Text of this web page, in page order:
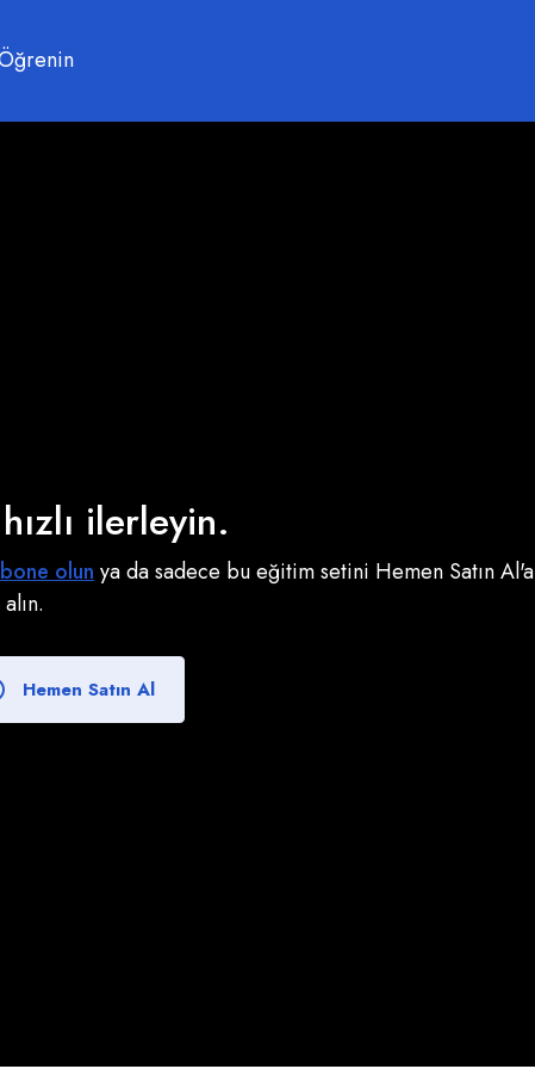
ilerleyin.
olun ya da sadece bu eğitim setini Hemen Satın Al'a
Hemen Satın Al